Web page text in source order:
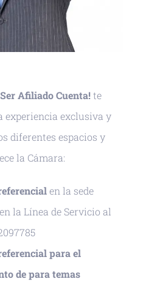
Afiliado Cuenta!te
exclusiva y
diferentes espacios y
la Cámara:
en la sede
la Línea de Servicio al
para el
de para temas